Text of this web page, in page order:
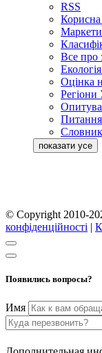
RSS
Корисна
Все про
Оцінка
Регіони
Словник
© Copyright 2010-
конфіденційності |
Появились вопросы?
Имя